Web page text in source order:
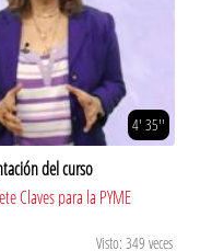
4' 35''
del curso
Claves para la PYME
Visto: 349 veces